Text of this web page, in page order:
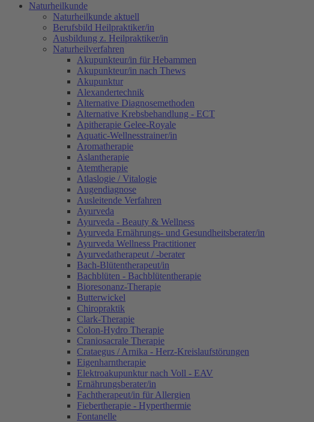
Naturheilkunde
Naturheilkunde aktuell
Berufsbild Heilpraktiker/in
Ausbildung z. Heilpraktiker/in
Naturheilverfahren
Akupunkteur/in für Hebammen
Akupunkteur/in nach Thews
Akupunktur
Alexandertechnik
Alternative Diagnosemethoden
Alternative Krebsbehandlung - ECT
Apitherapie Gelee-Royale
Aquatic-Wellnesstrainer/in
Aromatherapie
Aslantherapie
Atemtherapie
Atlaslogie / Vitalogie
Augendiagnose
Ausleitende Verfahren
Ayurveda
Ayurveda - Beauty & Wellness
Ayurveda Ernährungs- und Gesundheitsberater/in
Ayurveda Wellness Practitioner
Ayurvedatherapeut / -berater
Bach-Blütentherapeut/in
Bachblüten - Bachblütentherapie
Bioresonanz-Therapie
Butterwickel
Chiropraktik
Clark-Therapie
Colon-Hydro Therapie
Craniosacrale Therapie
Crataegus / Arnika - Herz-Kreislaufstörungen
Eigenharntherapie
Elektroakupunktur nach Voll - EAV
Ernährungsberater/in
Fachtherapeut/in für Allergien
Fiebertherapie - Hyperthermie
Fontanelle